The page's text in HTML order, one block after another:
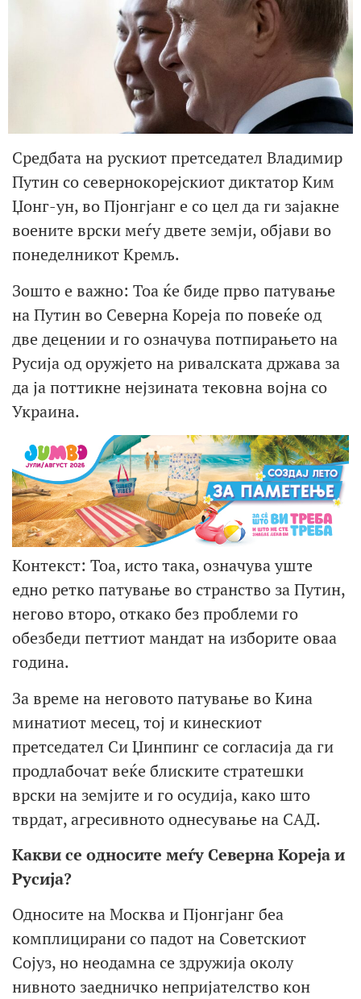
Средбата на рускиот претседател Владимир
Путин со севернокорејскиот диктатор Ким
Џонг-ун, во Пјонгјанг е со цел да ги зајакне
воените врски меѓу двете земји, објави во
понеделникот Кремљ.
Зошто е важно: Тоа ќе биде прво патување
на Путин во Северна Кореја по повеќе од
две децении и го означува потпирањето на
Русија од оружјето на ривалската држава за
да ја поттикне нејзината тековна војна со
Украина.
Контекст: Тоа, исто така, означува уште
едно ретко патување во странство за Путин,
негово второ, откако без проблеми го
обезбеди петтиот мандат на изборите оваа
година.
За време на неговото патување во Кина
минатиот месец, тој и кинескиот
претседател Си Џинпинг се согласија да ги
продлабочат веќе блиските стратешки
врски на земјите и го осудија, како што
тврдат, агресивното однесување на САД.
Какви се односите меѓу Северна Кореја и
Русија?
Односите на Москва и Пјонгјанг беа
комплицирани со падот на Советскиот
Сојуз, но неодамна се здружија околу
нивното заедничко непријателство кон